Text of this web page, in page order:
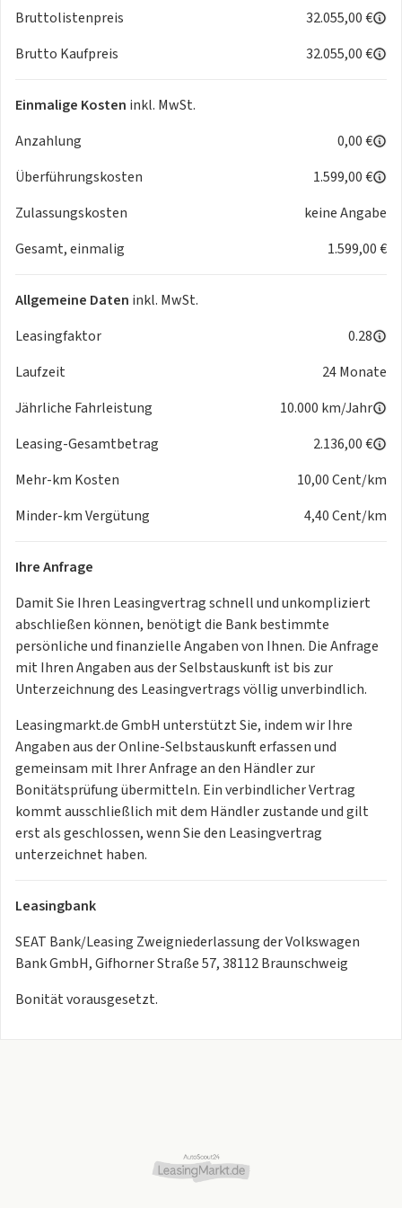
36 Monate / 25.000km_ _ _ _ _ _+ 71,55 €
48 Monate / 15.000km_ _ _ _ _ _+ 46,70 €
48 Monate / 25.000km_ _ _ _ _ _+ 88,80 €
❗️(brutto)❗️ pro Monat:
Fiord Blau_ _ _ _ _ _ _ _ _ _ _ _
Magnetic Grau Metallic_ _ _ _ _
Saphir Blau Metallic_ _ _ _ _ _ _
Glacial Weiß Metallic_ _ _ _ _ _ _
Leichtmetallräder "Dynamic III", 17"_ _ _ _ _ _ _
+11,00€
Interieur
LED-Innenlicht Paket_ _ _ _ _ _ _
Sonderausstattungen
Automatikgetriebe_ _ _ _ _ _ _ _ _ _ _ _ _
+50,00€
Anhängevorrichtung, schwenkbar_ _ _ _ +14,00€
Panorama-Glas-Schiebedach_ _ _ _ _ _ _
+20,00€
Standheizung_ _ _ _ _ _ _ _ _ _ _ _ _ _ _ _
+17,00€
Matrix LED-Scheinwerfer_ _ _ _ _ _ _ _ _ _+20,00€
Virtual Cockpit_ _ _ _ _ _ _ _ _ _ _ _ _ _ _ _
+8,00€
Reserverad Notrad_ _ _ _ _ _ _ _ _ _ _ _ _ _+6,00€
Kessy Advanced; Schlüsselloses Schließ- und
Öffnungssystem_ _+9,00€
Rückfahrkamera_ _ _ _ _ _ _+9,00€
Vision Plus inkl. Rückfahrkamera und Parklenkassistent_ _ _
_ _ _ _+10,00€
Fahrassistentz Paket M_ _ _ _ _ _ _
Serienausstattung
* 2 Leseleuchten vorn,2 hinten
* Climatronic ( 3-Zonen ) mit Klimabedienteil hinten
* Climatronic 3-Zonen mit elektronischer
Bruttolistenpreis
32.055,00 €
Brutto Kaufpreis
32.055,00 €
Einmalige Kosten inkl. MwSt.
Anzahlung
0,00 €
Überführungskosten
1.599,00 €
Zulassungskosten
keine Angabe
Gesamt, einmalig
1.599,00 €
Allgemeine Daten inkl. MwSt.
Leasingfaktor
0.28
Laufzeit
24 Monate
Jährliche Fahrleistung
10.000 km/Jahr
Leasing-Gesamtbetrag
2.136,00 €
Mehr-km Kosten
10,00 Cent/km
Minder-km Vergütung
4,40 Cent/km
Ihre Anfrage
Damit Sie Ihren Leasingvertrag schnell und unkompliziert
abschließen können, benötigt die Bank bestimmte
persönliche und finanzielle Angaben von Ihnen. Die Anfrage
mit Ihren Angaben aus der Selbstauskunft ist bis zur
Unterzeichnung des Leasingvertrags völlig unverbindlich.
Leasingmarkt.de GmbH unterstützt Sie, indem wir Ihre
Angaben aus der Online-Selbstauskunft erfassen und
gemeinsam mit Ihrer Anfrage an den Händler zur
Bonitätsprüfung übermitteln. Ein verbindlicher Vertrag
kommt ausschließlich mit dem Händler zustande und gilt
erst als geschlossen, wenn Sie den Leasingvertrag
unterzeichnet haben.
Leasingbank
SEAT Bank/Leasing Zweigniederlassung der Volkswagen
Bank GmbH, Gifhorner Straße 57, 38112 Braunschweig
Bonität vorausgesetzt.